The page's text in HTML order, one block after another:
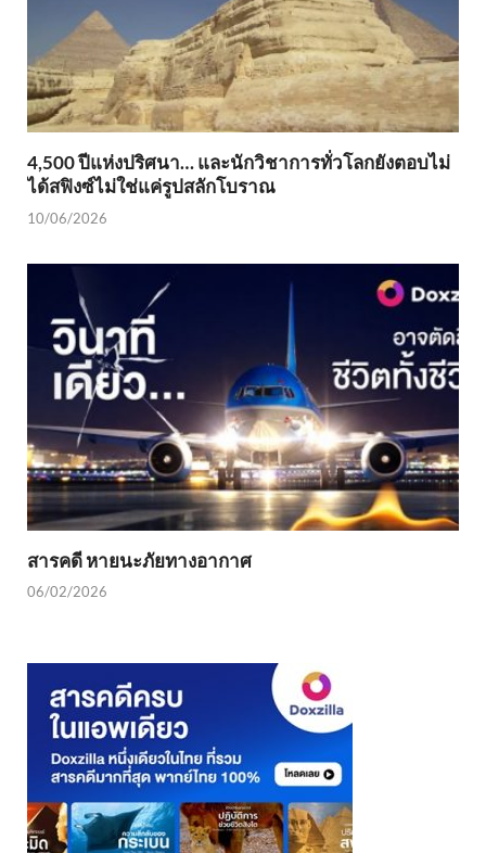
4,500 ปีแห่งปริศนา… และนักวิชาการทั่วโลกยังตอบไม่
ได้สฟิงซ์ไม่ใช่แค่รูปสลักโบราณ
10/06/2026
สารคดี หายนะภัยทางอากาศ
06/02/2026